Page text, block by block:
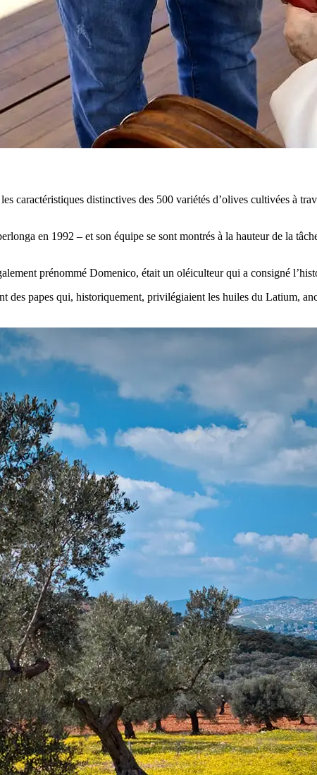
caractéristiques distinctives des 500 variétés d’olives cultivées à
en 1992 – et son équipe se sont montrés à la hauteur de la
prénommé Domenico, était un oléiculteur qui a consigné
papes qui, historiquement, privilégiaient les huiles du Latium,